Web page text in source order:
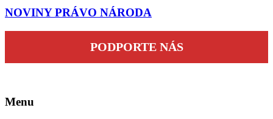
NOVINY PRÁVO NÁRODA
PODPORTE NÁS
Menu